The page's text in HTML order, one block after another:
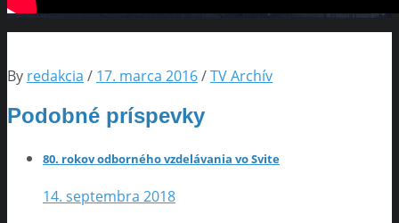
By redakcia / 17. marca 2016/TV Archív
Podobné príspevky
80. rokov odborného vzdelávania vo Svite
14. septembra 2018